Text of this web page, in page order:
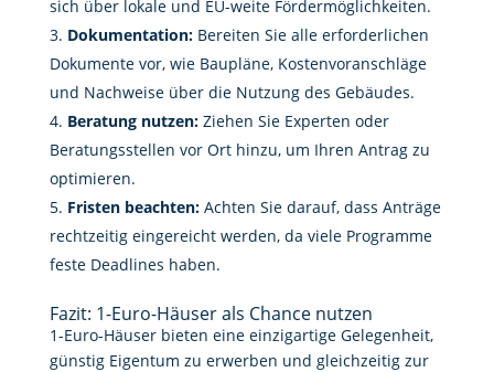
sich über lokale und EU-weite Fördermöglichkeiten.
Dokumentation:Bereiten Sie alle erforderlichen
Dokumente vor, wie Baupläne, Kostenvoranschläge
und Nachweise über die Nutzung des Gebäudes.
Beratung nutzen:Ziehen Sie Experten oder
Beratungsstellen vor Ort hinzu, um Ihren Antrag zu
optimieren.
Fristen beachten:Achten Sie darauf, dass Anträge
rechtzeitig eingereicht werden, da viele Programme
feste Deadlines haben.
Fazit: 1-Euro-Häuser als Chance nutzen
1-Euro-Häuser bieten eine einzigartige Gelegenheit,
günstig Eigentum zu erwerben und gleichzeitig zur